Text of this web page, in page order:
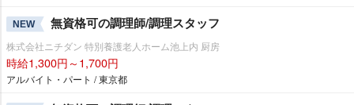
NEW 無資格可の調理師/調理スタッフ
株式会社ニチダン 特別養護老人ホーム池上内 厨房
時給1,300円～1,700円
アルバイト・パート / 東京都